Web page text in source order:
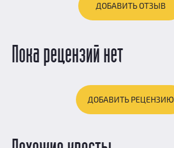
ДОБАВИТЬ ОТЗЫВ
Пока рецензий нет
ДОБАВИТЬ РЕЦЕНЗИЮ